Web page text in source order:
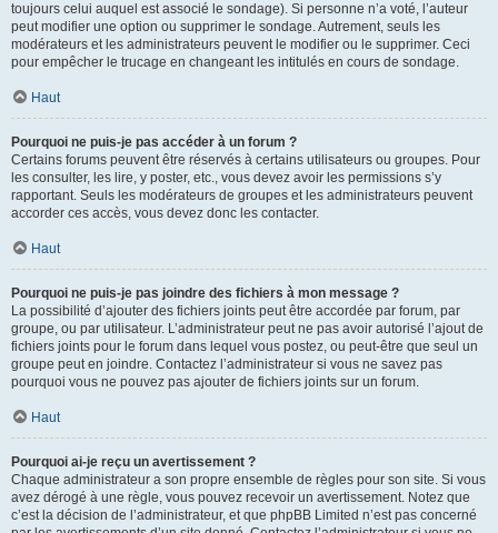
toujours celui auquel est associé le sondage). Si personne n’a voté, l’auteur
peut modifier une option ou supprimer le sondage. Autrement, seuls les
modérateurs et les administrateurs peuvent le modifier ou le supprimer. Ceci
pour empêcher le trucage en changeant les intitulés en cours de sondage.
Haut
Pourquoi ne puis-je pas accéder à un forum ?
Certains forums peuvent être réservés à certains utilisateurs ou groupes. Pour
les consulter, les lire, y poster, etc., vous devez avoir les permissions s’y
rapportant. Seuls les modérateurs de groupes et les administrateurs peuvent
accorder ces accès, vous devez donc les contacter.
Haut
Pourquoi ne puis-je pas joindre des fichiers à mon message ?
La possibilité d’ajouter des fichiers joints peut être accordée par forum, par
groupe, ou par utilisateur. L’administrateur peut ne pas avoir autorisé l’ajout de
fichiers joints pour le forum dans lequel vous postez, ou peut-être que seul un
groupe peut en joindre. Contactez l’administrateur si vous ne savez pas
pourquoi vous ne pouvez pas ajouter de fichiers joints sur un forum.
Haut
Pourquoi ai-je reçu un avertissement ?
Chaque administrateur a son propre ensemble de règles pour son site. Si vous
avez dérogé à une règle, vous pouvez recevoir un avertissement. Notez que
c’est la décision de l’administrateur, et que phpBB Limited n’est pas concerné